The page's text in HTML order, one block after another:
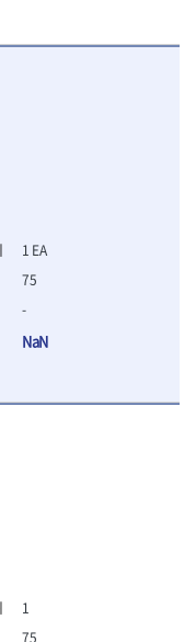
1 EA
75
-
NaN
1
75